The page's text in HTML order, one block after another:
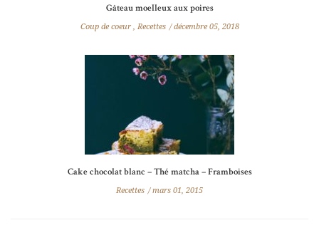
Gâteau moelleux aux poires
Coup de coeur, Recettes décembre 05, 2018
Cake chocolat blanc – Thé matcha – Framboises
Recettes mars 01, 2015